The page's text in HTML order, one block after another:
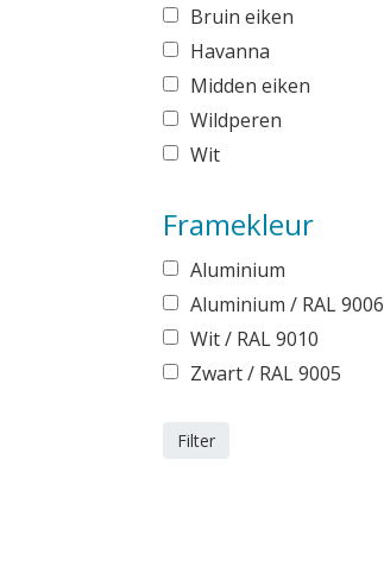
Bruin eiken
Havanna
Midden eiken
Wildperen
Wit
Framekleur
Aluminium
Aluminium / RAL 9006
Wit / RAL 9010
Zwart / RAL 9005